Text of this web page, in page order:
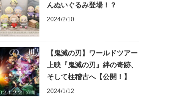
んぬいぐるみ登場！？
2024/2/10
【鬼滅の刃】ワールドツアー
上映『鬼滅の刃』絆の奇跡、
そして柱稽古へ【公開！】
2024/1/12